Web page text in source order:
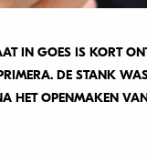
IN GOES IS KORT
DE STANK
HET OPENMAKEN